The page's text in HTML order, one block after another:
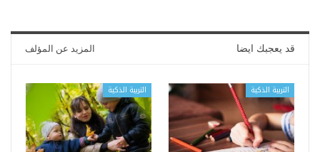
قد يعجبك ايضا المزيد عن المؤلف
التربية الذكية التربية الذكية